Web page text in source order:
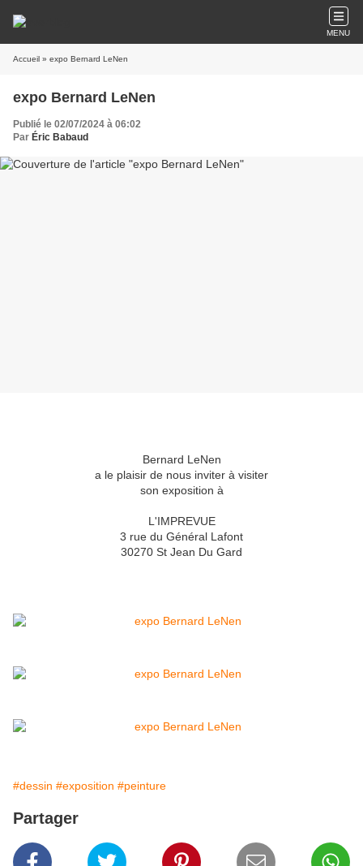
MENU
Accueil » expo Bernard LeNen
expo Bernard LeNen
Publié le 02/07/2024 à 06:02
Par Éric Babaud
Bernard LeNen
a le plaisir de nous inviter à visiter
son exposition à
L'IMPREVUE
3 rue du Général Lafont
30270 St Jean Du Gard
#dessin #exposition #peinture
Partager